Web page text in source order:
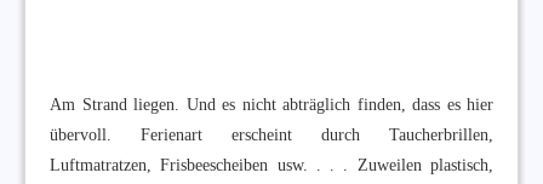
Am Strand liegen. Und es nicht abträglich finden, dass es hier
übervoll. Ferienart erscheint durch Taucherbrillen,
Luftmatratzen, Frisbeescheiben usw. . . . Zuweilen plastisch,